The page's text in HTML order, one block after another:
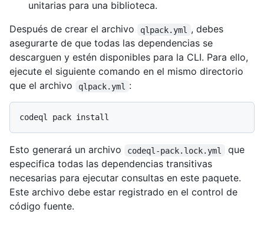
unitarias para una biblioteca.
Después de crear el archivo
qlpack.yml
, debes
asegurarte de que todas las dependencias se
descarguen y estén disponibles para la CLI. Para ello,
ejecute el siguiente comando en el mismo directorio
que el archivo
qlpack.yml :
Esto generará un archivo codeql-pack.lock.yml
que
especifica todas las dependencias transitivas
necesarias para ejecutar consultas en este paquete.
Este archivo debe estar registrado en el control de
código fuente.